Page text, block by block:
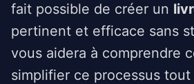
fait possible de créer un
pertinent et efficace sans
vous aidera à comprendre
simplifier ce processus